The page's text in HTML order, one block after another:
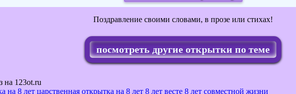
Поздравление своими словами, в прозе или стихах!
посмотреть другие открытки по теме
на 123ot.ru
на 8 лет царственная открытка на 8 лет 8 лет весте 8 лет совместной жизни